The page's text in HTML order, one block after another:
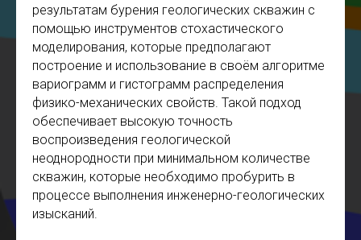
результатам бурения геологических скважин с
помощью инструментов стохастического
моделирования, которые предполагают
построение и использование в своём алгоритме
вариограмм и гистограмм распределения
физико-механических свойств. Такой подход
обеспечивает высокую точность
воспроизведения геологической
неоднородности при минимальном количестве
скважин, которые необходимо пробурить в
процессе выполнения инженерно-геологических
изысканий.